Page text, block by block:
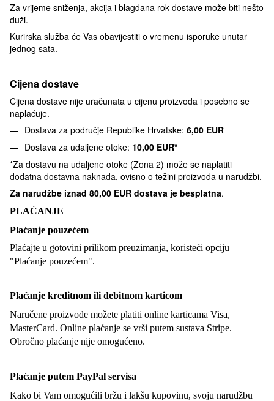
Za vrijeme sniženja, akcija i blagdana rok dostave može biti nešto
duži.
Kurirska služba će Vas obavijestiti o vremenu isporuke unutar
jednog sata.
Cijena dostave
Cijena dostave nije uračunata u cijenu proizvoda i posebno se
naplaćuje.
Dostava za područje Republike Hrvatske: 6,00 EUR
Dostava za udaljene otoke: 10,00 EUR*
*Za dostavu na udaljene otoke (Zona 2) može se naplatiti
dodatna dostavna naknada, ovisno o težini proizvoda u narudžbi.
Za narudžbe iznad 80,00 EUR dostava je besplatna.
PLAĆANJE
Plaćanje pouzećem
Plaćajte u gotovini prilikom preuzimanja, koristeći opciju
"Plaćanje pouzećem".
Plaćanje kreditnom ili debitnom karticom
Naručene proizvode možete platiti online karticama Visa,
MasterCard. Online plaćanje se vrši putem sustava Stripe.
Obročno plaćanje nije omogućeno.
Plaćanje putem PayPal servisa
Kako bi Vam omogućili bržu i lakšu kupovinu, svoju narudžbu